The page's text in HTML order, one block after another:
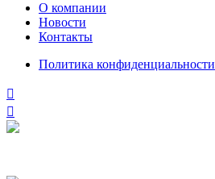
О компании
Новости
Контакты
Политика конфиденциальности